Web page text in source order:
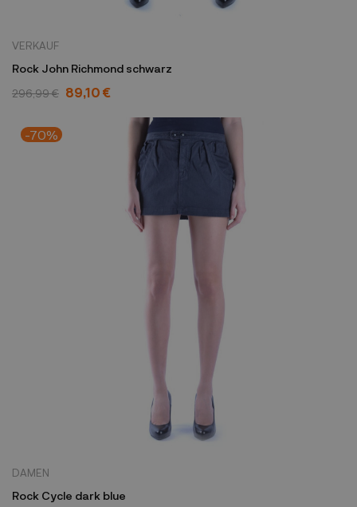
VERKAUF
Rock John Richmond schwarz
296,99 € 89,10 €
-70%
DAMEN
Rock Cycle dark blue